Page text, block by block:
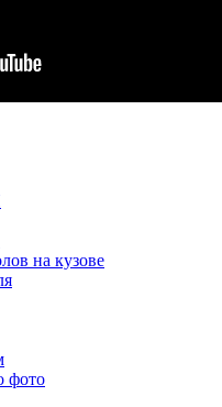
на кузове
фото